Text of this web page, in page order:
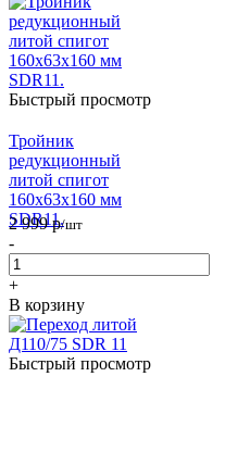
Быстрый просмотр
Тройник
редукционный
литой спигот
160х63х160 мм
SDR11.
2 999р/шт
-
+
В корзину
Быстрый просмотр